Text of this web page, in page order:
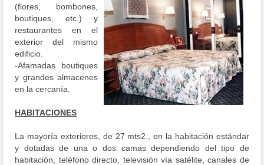
(flores, bombones,
boutiques, etc.) y
restaurantes en el
exterior del mismo
edificio.
-Afamadas boutiques
y grandes almacenes
en la cercanía.
HABITACIONES
La mayoría exteriores, de 27 mts2., en la habitación estándar
y dotadas de una o dos camas dependiendo del tipo de
habitación, teléfono directo, televisión vía satélite, canales de